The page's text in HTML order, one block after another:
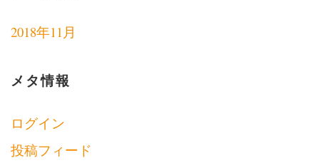
2018年11月
メタ情報
ログイン
投稿フィード